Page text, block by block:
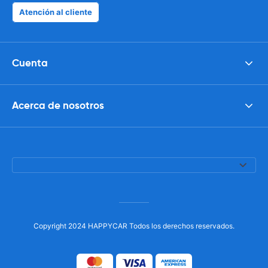
Atención al cliente
Cuenta
Acerca de nosotros
Copyright 2024 HAPPYCAR Todos los derechos reservados.